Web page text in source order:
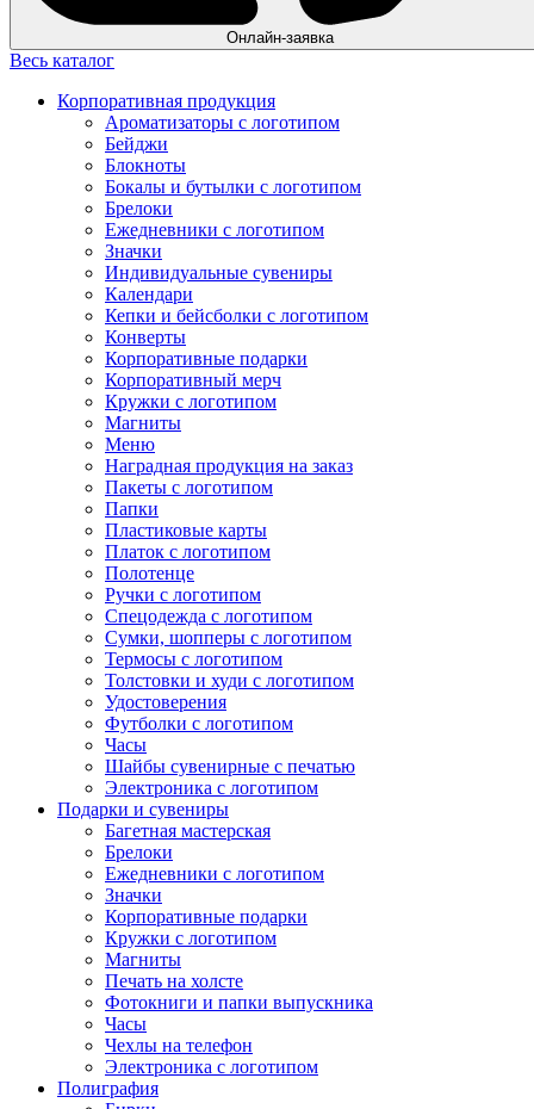
Онлайн-заявка
Весь каталог
Корпоративная продукция
Ароматизаторы с логотипом
Бейджи
Блокноты
Бокалы и бутылки с логотипом
Брелоки
Ежедневники с логотипом
Значки
Индивидуальные сувениры
Календари
Кепки и бейсболки с логотипом
Конверты
Корпоративные подарки
Корпоративный мерч
Кружки с логотипом
Магниты
Меню
Наградная продукция на заказ
Пакеты с логотипом
Папки
Пластиковые карты
Платок с логотипом
Полотенце
Ручки с логотипом
Спецодежда с логотипом
Сумки, шопперы с логотипом
Термосы с логотипом
Толстовки и худи с логотипом
Удостоверения
Футболки с логотипом
Часы
Шайбы сувенирные с печатью
Электроника с логотипом
Подарки и сувениры
Багетная мастерская
Брелоки
Ежедневники с логотипом
Значки
Корпоративные подарки
Кружки с логотипом
Магниты
Печать на холсте
Фотокниги и папки выпускника
Часы
Чехлы на телефон
Электроника с логотипом
Полиграфия